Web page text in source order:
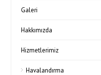
Galeri
Hakkımızda
Hizmetlerimiz
Havalandırma